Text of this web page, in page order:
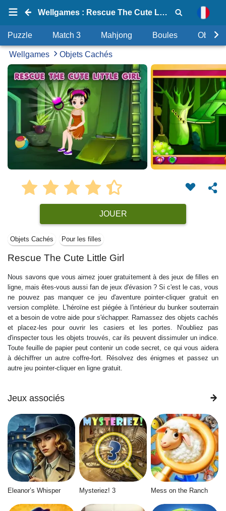
Wellgames : Rescue The Cute Little Girl
Puzzle Match 3 Mahjong Boules Objets
Wellgames Objets Cachés
JOUER
Objets Cachés Pour les filles
Rescue The Cute Little Girl
Nous savons que vous aimez jouer gratuitement à des jeux de filles en
ligne, mais êtes-vous aussi fan de jeux d'évasion ? Si c'est le cas, vous
ne pouvez pas manquer ce jeu d'aventure pointer-cliquer gratuit en
version complète. L'héroïne est piégée à l'intérieur du bunker souterrain
et a besoin de votre aide pour s'échapper. Ramassez des objets cachés
et placez-les pour ouvrir les casiers et les portes. N'oubliez pas
d'inspecter tous les objets trouvés, car ils peuvent dissimuler un indice.
Toute feuille de papier peut contenir un code secret, ce qui vous aidera
à déchiffrer un autre coffre-fort. Résolvez des énigmes et passez un
autre jeu pointer-cliquer en ligne gratuit.
Jeux associés
Eleanor’s Whisper Mysteriez! 3 Mess on the Ranch